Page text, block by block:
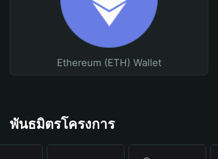
Ethereum (ETH) Wallet
พันธมิตรโครงการ